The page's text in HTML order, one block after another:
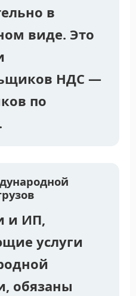
в
виде. Это
НДС —
по
и ИП,
услуги
обязаны